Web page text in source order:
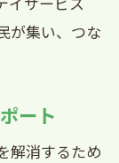
が集い、つな
ート
解消するため